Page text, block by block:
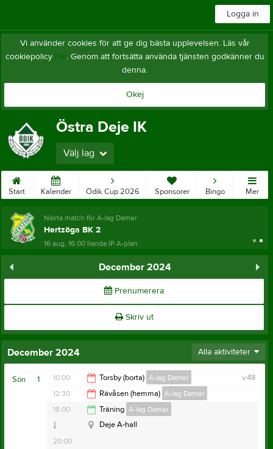
Logga in
Vi använder cookies för att ge dig bästa upplevelsen. Läs vår
cookiepolicy här. Genom att fortsätta använda tjänsten godkänner du
denna.
Okej
Östra Deje IK
Välj lag
Start Kalender Ödik Cup 2026 Sponsorer Bingo Mer
Nästa match för A-lag Damer
Hertzöga BK 2
16 aug, 16:00 Ilanda IP A-plan
December 2024
Prenumerera
Skriv ut
December 2024 Alla aktiviteter
1
Sön v.48
10:00 Torsby (borta) A-lag Damer
11:00
Stjernehallen
12:30 Rävåsen (hemma) A-lag Damer
13:30
Stjernehallen
18:00 Träning A-lag Damer
20:00
Deje A-hall